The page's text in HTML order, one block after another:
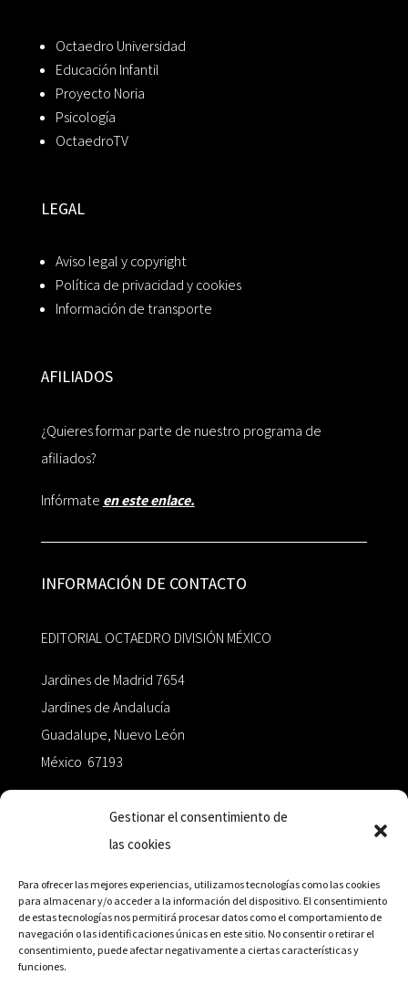
Gestionar el consentimiento de
las cookies
Para ofrecer las mejores experiencias, utilizamos tecnologías como las cookies
para almacenar y/o acceder a la información del dispositivo. El consentimiento
de estas tecnologías nos permitirá procesar datos como el comportamiento de
navegación o las identificaciones únicas en este sitio. No consentir o retirar el
consentimiento, puede afectar negativamente a ciertas características y
funciones.
Octaedro Universidad
Educación Infantil
Proyecto Noria
Psicología
OctaedroTV
LEGAL
Aviso legal y copyright
Política de privacidad y cookies
Información de transporte
AFILIADOS
¿Quieres formar parte de nuestro programa de
afiliados?
Infórmate en este enlace.
INFORMACIÓN DE CONTACTO
EDITORIAL OCTAEDRO DIVISIÓN MÉXICO
Jardines de Madrid 7654
Jardines de Andalucía
Guadalupe, Nuevo León
México 67193
+52 811.499.5638
RED DE DISTRIBUCIÓN
Distribuidores en México y Octaedro internacional